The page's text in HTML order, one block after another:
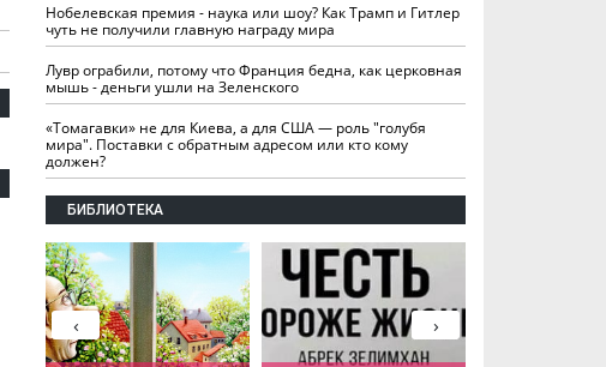
Нобелевская премия - наука или шоу? Как Трамп и Гитлер
чуть не получили главную награду мира
Лувр ограбили, потому что Франция бедна, как церковная
мышь - деньги ушли на Зеленского
«Томагавки» не для Киева, а для США — роль "голубя
мира". Поставки с обратным адресом или кто кому
должен?
БИБЛИОТЕКА
›
‹